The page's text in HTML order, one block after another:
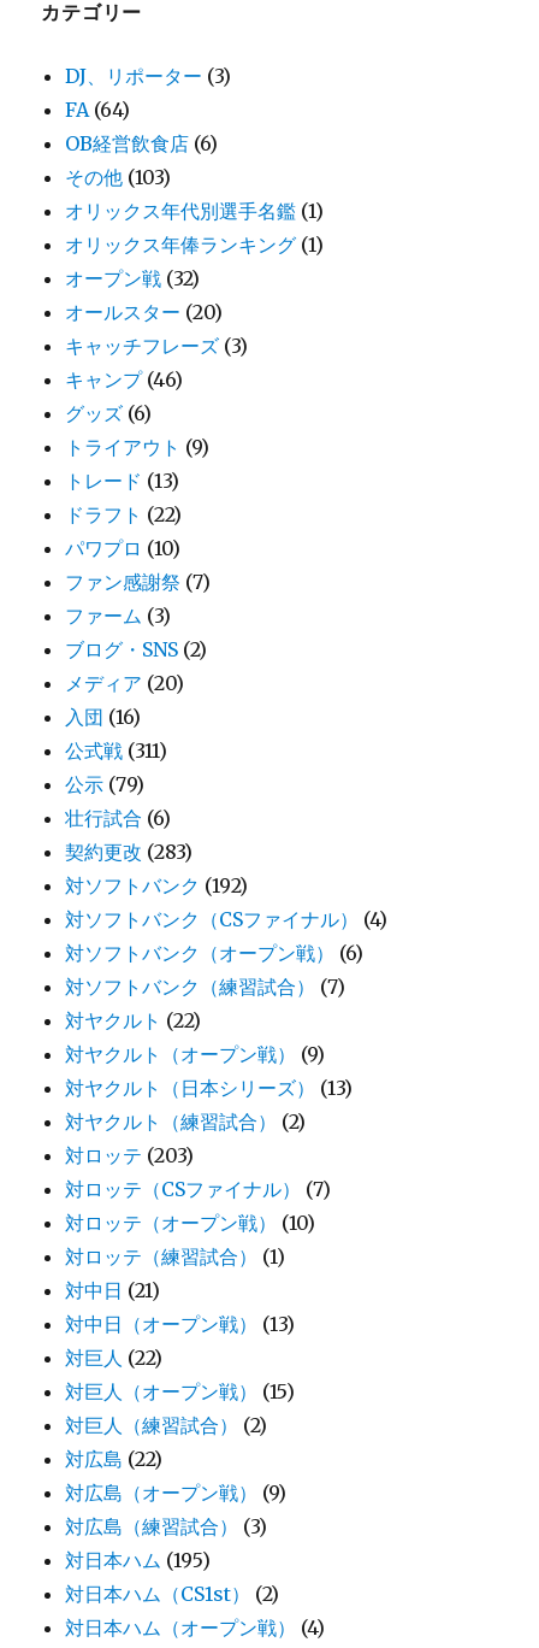
カテゴリー
DJ、リポーター (3)
FA(64)
OB経営飲食店 (6)
その他 (103)
オリックス年代別選手名鑑 (1)
オリックス年俸ランキング (1)
オープン戦 (32)
オールスター (20)
キャッチフレーズ (3)
キャンプ(46)
グッズ (6)
トライアウト (9)
トレード (13)
ドラフト (22)
パワプロ (10)
ファン感謝祭 (7)
ファーム (3)
ブログ・SNS (2)
メディア (20)
入団 (16)
公式戦 (311)
公示 (79)
壮行試合 (6)
契約更改 (283)
対ソフトバンク (192)
対ソフトバンク（CSファイナル）
(4)
対ソフトバンク（オープン戦）
(6)
対ソフトバンク（練習試合）
(7)
対ヤクルト (22)
対ヤクルト（オープン戦）
(9)
対ヤクルト（日本シリーズ）
(13)
対ヤクルト（練習試合）
(2)
対ロッテ (203)
対ロッテ（CSファイナル）
(7)
対ロッテ（オープン戦）
(10)
対ロッテ（練習試合）
(1)
対中日 (21)
対中日（オープン戦）
(13)
対巨人 (22)
対巨人（オープン戦）
(15)
対巨人（練習試合）
(2)
対広島 (22)
対広島（オープン戦）
(9)
対広島（練習試合）
(3)
対日本ハム (195)
対日本ハム（CS1st）
(2)
対日本ハム（オープン戦）
(4)